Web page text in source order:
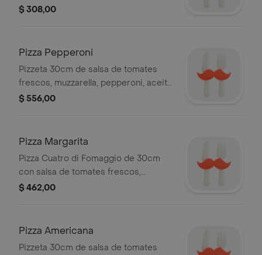
$ 308,00
Pizza Pepperoni
Pizzeta 30cm de salsa de tomates
frescos, muzzarella, pepperoni, aceite
de oliva.
$ 556,00
Pizza Margarita
Pizza Cuatro di Fomaggio de 30cm
con salsa de tomates frescos,
muzzarella, parmesano, roquefort y
$ 462,00
Pizza Americana
Pizzeta 30cm de salsa de tomates